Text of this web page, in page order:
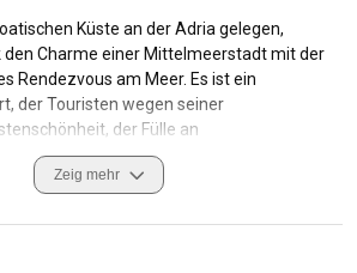
Küste an der Adria gelegen,
den Charme einer Mittelmeerstadt mit der
Rendezvous am Meer. Es ist ein
der Touristen wegen seiner
der Fülle an
Inseln und seinem reichen kulturellen
venezianischen und ungarischen
zu diesen herrlichen Erlebnissen und
Zeig mehr